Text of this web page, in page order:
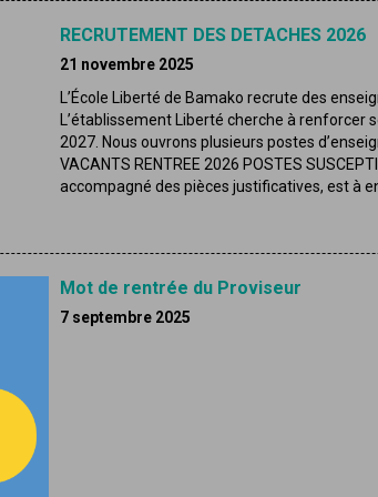
RECRUTEMENT DES DETACHES 2026
21 novembre 2025
L’École Liberté de Bamako recrute des
L’établissement Liberté cherche à renforcer
2027. Nous ouvrons plusieurs postes
VACANTS RENTREE 2026 POSTES
accompagné des pièces justificatives, est à
Mot de rentrée du Proviseur
7 septembre 2025